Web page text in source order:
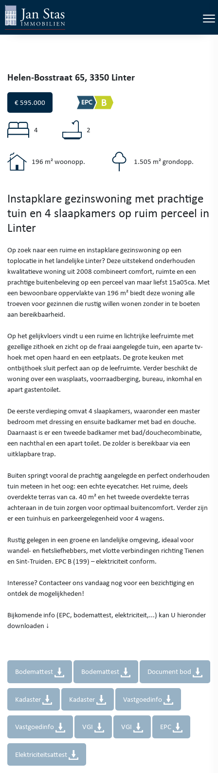
×
Helen-Bosstraat 65, 3350 Linter
€ 595.000
4 2
196 m² woonopp. 1.505 m² grondopp.
Instapklare gezinswoning met prachtige
tuin en 4 slaapkamers op ruim perceel in
Linter
Op zoek naar een ruime en instapklare gezinswoning op een
toplocatie in het landelijke Linter? Deze uitstekend onderhouden
kwalitatieve woning uit 2008 combineert comfort, ruimte en een
prachtige buitenbeleving op een perceel van maar liefst 15a05ca. Met
een bewoonbare oppervlakte van 196 m² biedt deze woning alle
troeven voor gezinnen die rustig willen wonen zonder in te boeten
aan bereikbaarheid.
Op het gelijkvloers vindt u een ruime en lichtrijke leefruimte met
gezellige zithoek en zicht op de fraai aangelegde tuin, een aparte tv-
hoek met open haard en een eetplaats. De grote keuken met
ontbijthoek sluit perfect aan op de leefruimte. Verder beschikt de
woning over een wasplaats, voorraadberging, bureau, inkomhal en
apart gastentoilet.
De eerste verdieping omvat 4 slaapkamers, waaronder een master
bedroom met dressing en ensuite badkamer met bad en douche.
Daarnaast is er een tweede badkamer met bad/douchecombinatie,
een nachthal en een apart toilet. De zolder is bereikbaar via een
uitklapbare trap.
Buiten springt vooral de prachtig aangelegde en perfect onderhouden
tuin meteen in het oog: een echte eyecatcher. Het ruime, deels
overdekte terras van ca. 40 m² en het tweede overdekte terras
achteraan in de tuin zorgen voor optimaal buitencomfort. Verder zijn
er een tuinhuis en parkeergelegenheid voor 4 wagens.
Rustig gelegen in een groene en landelijke omgeving, ideaal voor
wandel- en fietsliefhebbers, met vlotte verbindingen richting Tienen
en Sint-Truiden. EPC B (199) – elektriciteit conform.
Interesse? Contacteer ons vandaag nog voor een bezichtiging en
ontdek de mogelijkheden!
Bijkomende info (EPC, bodemattest, elektriciteit,...) kan U hieronder
downloaden ↓
Bodemattest Bodemattest Document bod
Kadaster Kadaster Vastgoedinfo
Vastgoedinfo VGI VGI EPC
Elektriciteitsattest